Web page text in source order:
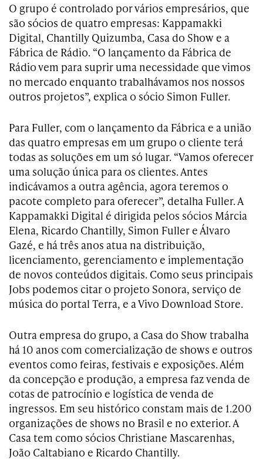
O grupo é controlado por vários empresários, que
são sócios de quatro empresas: Kappamakki
Digital, Chantilly Quizumba, Casa do Show e a
Fábrica de Rádio. “O lançamento da Fábrica de
Rádio vem para suprir uma necessidade que vimos
no mercado enquanto trabalhávamos nos nossos
outros projetos”, explica o sócio Simon Fuller.
Para Fuller, com o lançamento da Fábrica e a união
das quatro empresas em um grupo o cliente terá
todas as soluções em um só lugar. “Vamos oferecer
uma solução única para os clientes. Antes
indicávamos a outra agência, agora teremos o
pacote completo para oferecer”, detalha Fuller. A
Kappamakki Digital é dirigida pelos sócios Márcia
Elena, Ricardo Chantilly, Simon Fuller e Álvaro
Gazé, e há três anos atua na distribuição,
licenciamento, gerenciamento e implementação
de novos conteúdos digitais. Como seus principais
Jobs podemos citar o projeto Sonora, serviço de
música do portal Terra, e a Vivo Download Store.
Outra empresa do grupo, a Casa do Show trabalha
há 10 anos com comercialização de shows e outros
eventos como feiras, festivais e exposições. Além
da concepção e produção, a empresa faz venda de
cotas de patrocínio e logística de venda de
ingressos. Em seu histórico constam mais de 1.200
organizações de shows no Brasil e no exterior. A
Casa tem como sócios Christiane Mascarenhas,
João Caltabiano e Ricardo Chantilly.